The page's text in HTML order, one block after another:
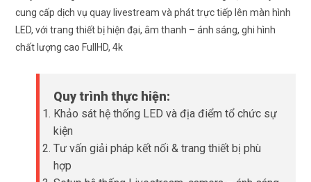
cung cấp dịch vụ quay livestream và phát trực tiếp lên màn hình
LED, với trang thiết bị hiện đại, âm thanh – ánh sáng, ghi hình
chất lượng cao FullHD, 4k
Quy trình thực hiện:
Khảo sát hệ thống LED và địa điểm tổ chức sự
kiện
Tư vấn giải pháp kết nối & trang thiết bị phù
hợp